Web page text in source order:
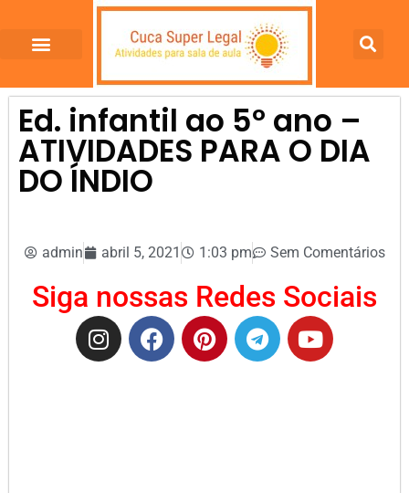
Ed. infantil ao 5º ano –
ATIVIDADES PARA O DIA
DO ÍNDIO
admin abril 5, 2021 1:03 pm Sem Comentários
Siga nossas Redes Sociais